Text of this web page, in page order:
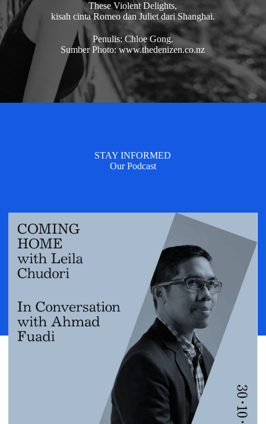
These Violent Delights,
kisah cinta Romeo dan Juliet dari Shanghai.
Penulis: Chloe Gong.
Sumber Photo: www.thedenizen.co.nz
STAY INFORMED
Our Podcast